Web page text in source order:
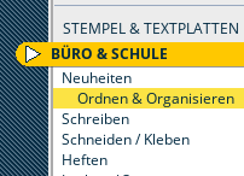
STEMPEL & TEXTPLATTEN
BÜRO & SCHULE
Neuheiten
Ordnen & Organisieren
Schreiben
Schneiden / Kleben
Heften